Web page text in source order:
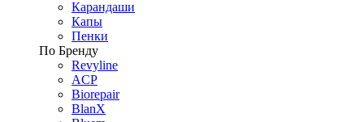
Карандаши
Капы
Пенки
По Бренду
Revyline
ACP
Biorepair
BlanX